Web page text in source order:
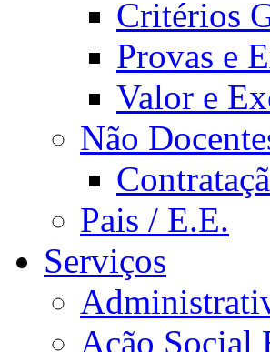
Critérios
Provas e
Valor e
Não
Pais / E.E.
Serviços
Ação Social